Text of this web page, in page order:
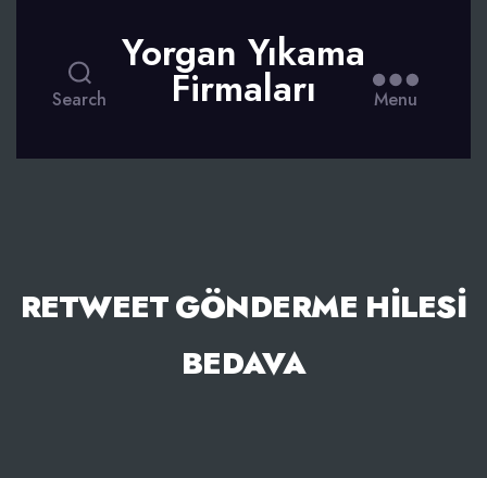
Search
Yorgan Yıkama
Firmaları Menu
RETWEET GÖNDERME HILESI
BEDAVA